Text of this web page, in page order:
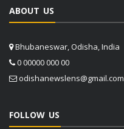
ABOUT US
Bhubaneswar, Odisha, India
0 00000 000 00
odishanewslens@gmail.com
FOLLOW US